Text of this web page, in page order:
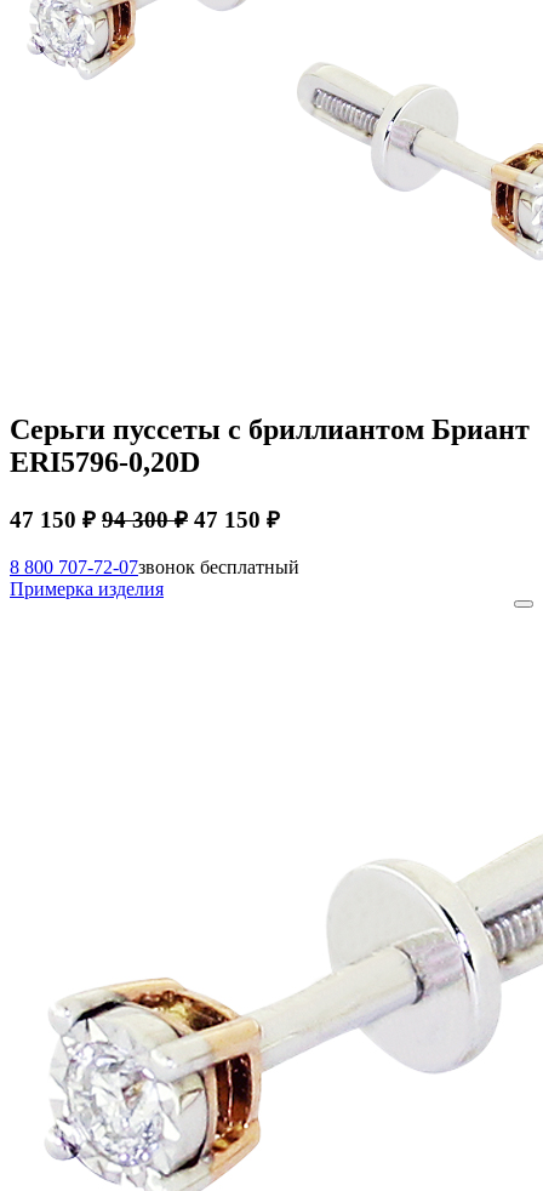
Серьги пуссеты с бриллиантом Бриант
ERI5796-0,20D
47 150 ₽ 94 300 ₽ 47 150 ₽
8 800 707-72-07звонок бесплатный
Примерка изделия